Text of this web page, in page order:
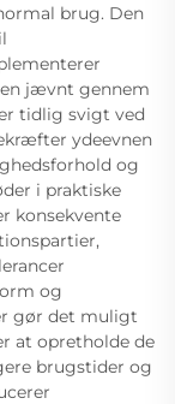
brug. Den
jævnt gennem
tidlig svigt ved
ydeevnen
og
i praktiske
konsekvente
og
gør det muligt
at opretholde de
brugstider og